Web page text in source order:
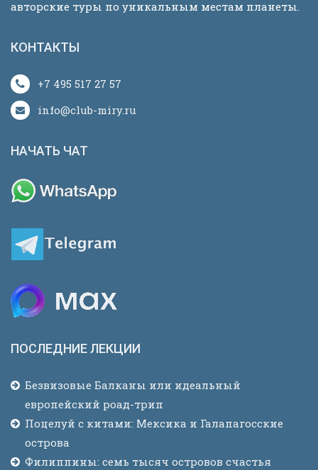
авторские туры по уникальным местам планеты.
КОНТАКТЫ
+7 495 517 27 57
info@club-miry.ru
НАЧАТЬ ЧАТ
ПОСЛЕДНИЕ ЛЕКЦИИ
Безвизовые Балканы или идеальный
европейский роад-трип
Поцелуй с китами: Мексика и Галапагосские
острова
Филиппины: семь тысяч островов счастья